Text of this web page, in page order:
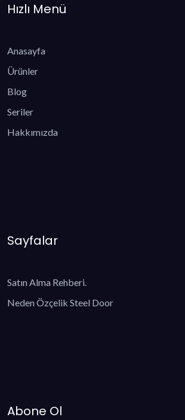
Hızlı Menü
Anasayfa
Ürünler
Blog
Seriler
Hakkımızda
Sayfalar
Satın Alma Rehberi.
Neden Özçelik Steel Door
Abone Ol